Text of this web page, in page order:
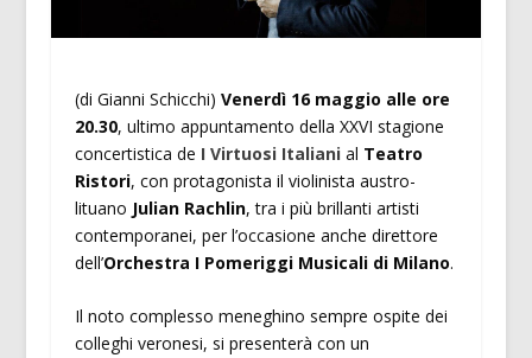
(di Gianni Schicchi) Venerdì 16 maggio alle ore
20.30, ultimo appuntamento della XXVI stagione
concertistica de I Virtuosi Italiani al Teatro
Ristori, con protagonista il violinista austro-
lituano Julian Rachlin, tra i più brillanti artisti
contemporanei, per l’occasione anche direttore
dell’Orchestra I Pomeriggi Musicali di Milano.
Il noto complesso meneghino sempre ospite dei
colleghi veronesi, si presenterà con un